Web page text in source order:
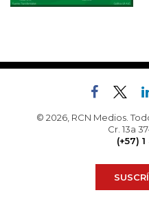
© 2026, RCN Medios.
Cr. 13a
(+57)